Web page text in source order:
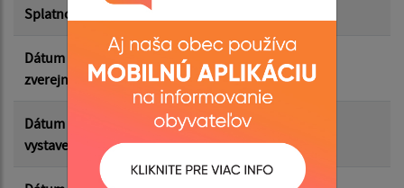
Filtrovať Reset
Splatnosť 26.05.2026
Dátum
zverejnenia
13.05.2026
Dátum
vystavenia
08.05.2026